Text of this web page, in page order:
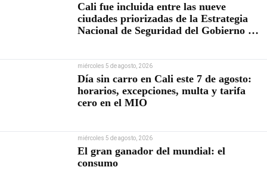
Cali fue incluida entre las nueve
ciudades priorizadas de la Estrategia
Nacional de Seguridad del Gobierno de
miércoles 5 de agosto, 2026
Día sin carro en Cali este 7 de agosto:
horarios, excepciones, multa y tarifa
cero en el MIO
miércoles 5 de agosto, 2026
El gran ganador del mundial: el
consumo